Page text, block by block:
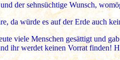
der sehnsüchtige Wunsch,
da würde es auf der Erde auch
viele Menschen gesättigt und
ihr werdet keinen Vorrat finden!